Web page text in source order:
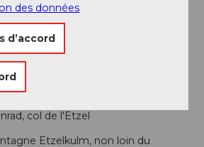
halte :
col de l'Etzel
Etzelkulm, non loin du
des données
d’accord